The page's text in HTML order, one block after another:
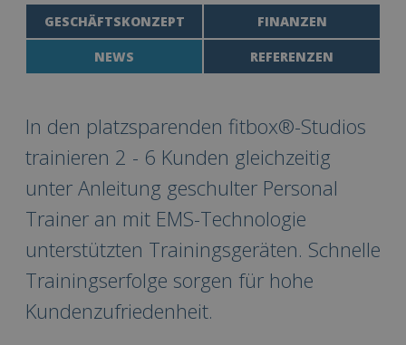
GESCHÄFTSKONZEPT FINANZEN
NEWS REFERENZEN
In den platzsparenden fitbox®-Studios
trainieren 2 - 6 Kunden gleichzeitig
unter Anleitung geschulter Personal
Trainer an mit EMS-Technologie
unterstützten Trainingsgeräten. Schnelle
Trainingserfolge sorgen für hohe
Kundenzufriedenheit.